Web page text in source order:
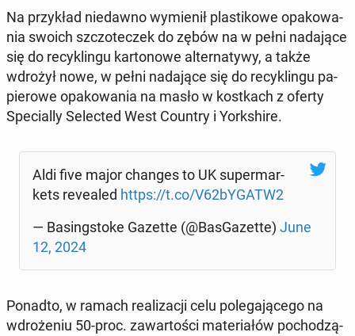
Na przy­kład nie­daw­no wy­mie­nił pla­sti­ko­we opa­ko­wa­
nia swoich szczo­te­czek do zębów na w pełni na­da­ją­ce
się do re­cy­klin­gu kar­to­no­we al­ter­na­ty­wy, a także
wdrożył nowe, w pełni na­da­ją­ce się do re­cy­klin­gu pa­
pie­ro­we opa­ko­wa­nia na masło w kost­kach z oferty
Spe­cial­ly Se­lec­ted West Country i York­shi­re.
Aldi five major changes to UK su­per­mar­
kets re­ve­aled https://t.co/V62bYGATW2
— Ba­sing­sto­ke Gazette (@Bas­Ga­zet­te) June
12, 2024
Ponadto, w ramach re­ali­za­cji celu po­le­ga­ją­ce­go na
wdro­że­niu 50-proc. za­war­to­ści ma­te­ria­łów po­cho­dzą­